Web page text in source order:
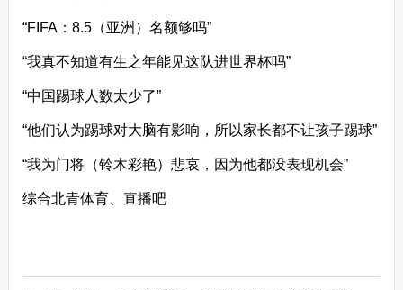
“FIFA：8.5（亚洲）名额够吗”
“我真不知道有生之年能见这队进世界杯吗”
“中国踢球人数太少了”
“他们认为踢球对大脑有影响，所以家长都不让孩子踢球”
“我为门将（铃木彩艳）悲哀，因为他都没表现机会”
综合北青体育、直播吧